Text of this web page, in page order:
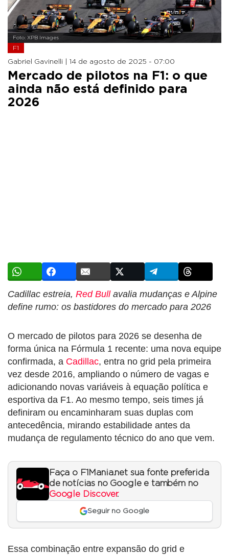
Foto: XPB Images
F1
Gabriel Gavinelli | 14 de agosto de 2025 - 07:00
Mercado de pilotos na F1: o que
ainda não está definido para
2026
Cadillac estreia, Red Bullavalia mudanças e Alpine
define rumo: os bastidores do mercado para 2026
O mercado de pilotos para 2026 se desenha de
forma única na Fórmula 1 recente: uma nova equipe
confirmada, a Cadillac, entra no grid pela primeira
vez desde 2016, ampliando o número de vagas e
adicionando novas variáveis à equação política e
esportiva da F1. Ao mesmo tempo, seis times já
definiram ou encaminharam suas duplas com
antecedência, mirando estabilidade antes da
mudança de regulamento técnico do ano que vem.
Faça o F1Mania.net sua fonte preferida
de notícias no Google e também no
Google Discover.
Seguir no Google
Essa combinação entre expansão do grid e